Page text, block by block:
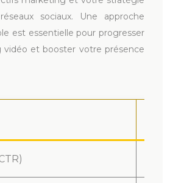
sociaux. Une approche
est essentielle pour progresser
vidéo et booster votre présence